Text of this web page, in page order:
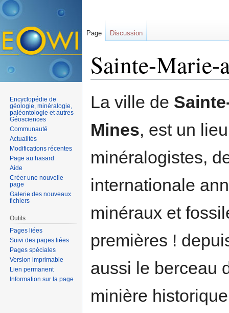
Sainte-Marie-
La ville de
Mines, est un
minéralogistes,
internationale
minéraux et
premières !
aussi le berceau
minière
Page Discussion
Encyclopédie de
géologie, minéralogie,
paléontologie et autres
Géosciences
Communauté
Actualités
Modifications récentes
Page au hasard
Aide
Créer une nouvelle
page
Galerie des nouveaux
fichiers
Outils
Pages liées
Suivi des pages liées
Pages spéciales
Version imprimable
Lien permanent
Information sur la page